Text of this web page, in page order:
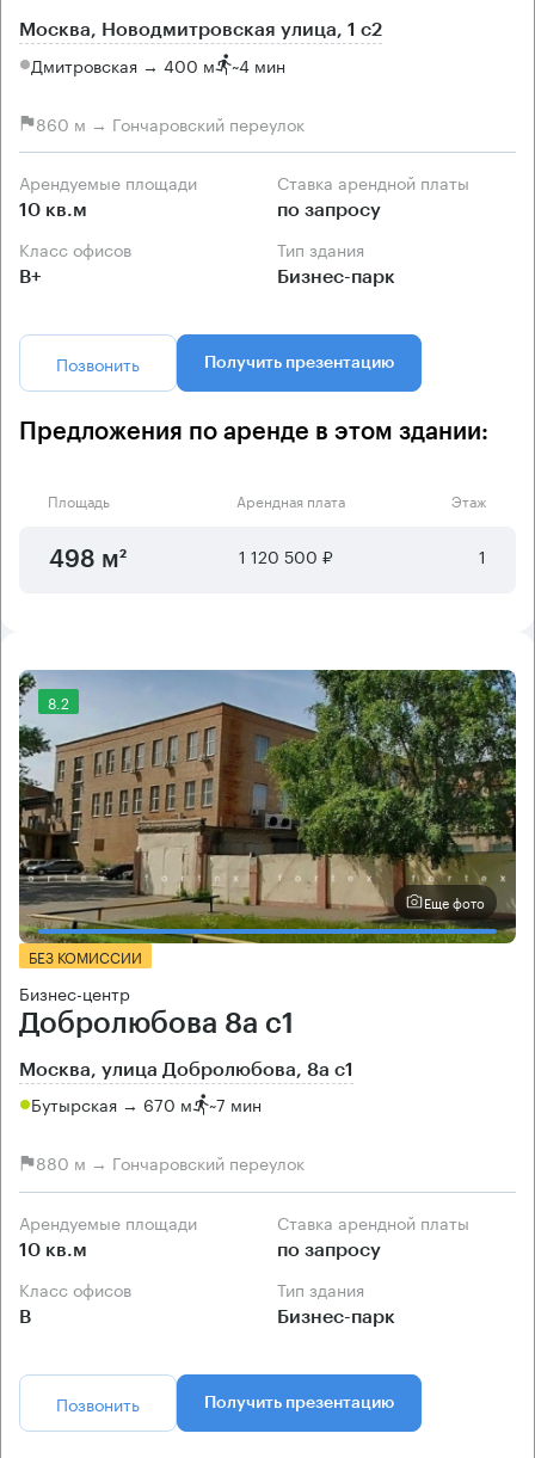
Москва, Новодмитровская улица, 1 с2
Дмитровская → 400 м ~4 мин
860 м → Гончаровский переулок
Арендуемые площади
10 кв.м
Ставка арендной платы
по запросу
Класс офисов
B+
Тип здания
Бизнес-парк
Позвонить Получить презентацию
Предложения по аренде в этом здании:
Площадь Арендная плата Этаж
498 м² 1 120 500 ₽ 1
8.2
Еще фото
БЕЗ КОМИССИИ
Бизнес-центр
Добролюбова 8а с1
Москва, улица Добролюбова, 8а с1
Бутырская → 670 м ~7 мин
880 м → Гончаровский переулок
Арендуемые площади
10 кв.м
Ставка арендной платы
по запросу
Класс офисов
B
Тип здания
Бизнес-парк
Позвонить Получить презентацию